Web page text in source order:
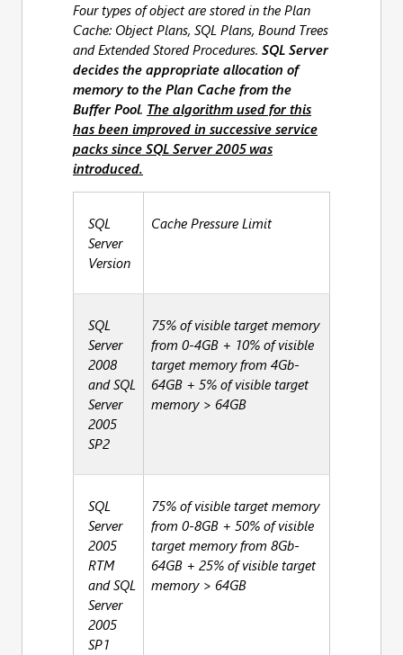
Four types of object are stored in the Plan
Cache: Object Plans, SQL Plans, Bound Trees
and Extended Stored Procedures. SQL Server
decides the appropriate allocation of
memory to the Plan Cache from the
Buffer Pool. The algorithm used for this
has been improved in successive service
packs since SQL Server 2005 was
introduced.
SQL
Server
Version
Cache Pressure Limit
SQL
Server
2008
and SQL
Server
2005
SP2
75% of visible target memory
from 0-4GB + 10% of visible
target memory from 4Gb-
64GB + 5% of visible target
memory > 64GB
SQL
Server
2005
RTM
and SQL
Server
2005
SP1
75% of visible target memory
from 0-8GB + 50% of visible
target memory from 8Gb-
64GB + 25% of visible target
memory > 64GB